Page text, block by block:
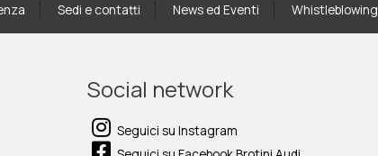
Sedi e contatti News ed Eventi Whistleblowing
Social network
Seguici su Instagram